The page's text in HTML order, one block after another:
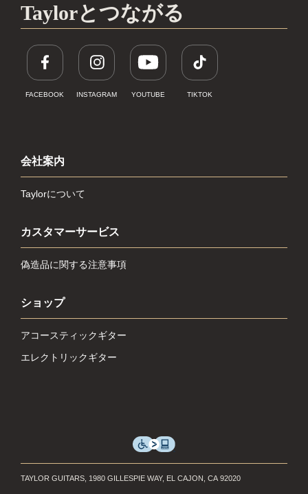
Taylorとつながる
FACEBOOK INSTAGRAM YOUTUBE TIKTOK
会社案内
Taylorについて
カスタマーサービス
偽造品に関する注意事項
ショップ
アコースティックギター
エレクトリックギター
TAYLOR GUITARS, 1980 GILLESPIE WAY, EL CAJON, CA 92020